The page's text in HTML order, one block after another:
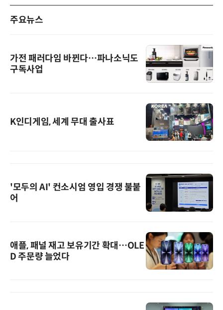
주요뉴스
가전 패러다임 바뀐다…파나소닉도
구독사업
K인디게임, 세계 무대 출사표
'모두의 AI' 컨소시엄 영입 경쟁 불붙
어
애플, 패널 재고 보유기간 확대…OLE
D 주문량 늘었다